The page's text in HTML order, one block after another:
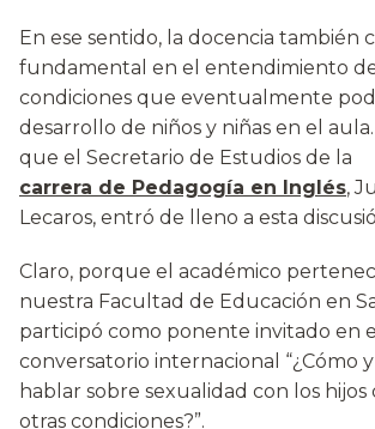
En ese sentido, la docencia también
fundamental en el entendimiento
condiciones que eventualmente
desarrollo de niños y niñas en el
que el Secretario de Estudios de la
carrera de Pedagogía en Inglés,
Lecaros, entró de lleno a esta
Claro, porque el académico
nuestra Facultad de Educación en
participó como ponente invitado en el
conversatorio internacional “¿Cómo
hablar sobre sexualidad con los
otras condiciones?”.